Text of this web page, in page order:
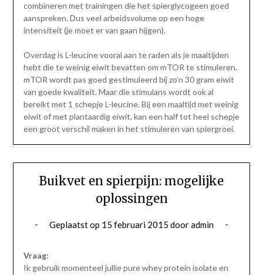
combineren met trainingen die het spierglycogeen goed
aanspreken. Dus veel arbeidsvolume op een hoge
intensiteit (je moet er van gaan hijgen).
Overdag is L-leucine vooral aan te raden als je maaltijden
hebt die te weinig eiwit bevatten om mTOR te stimuleren.
mTOR wordt pas goed gestimuleerd bij zo’n 30 gram eiwit
van goede kwaliteit. Maar die stimulans wordt ook al
bereikt met 1 schepje L-leucine. Bij een maaltijd met weinig
eiwit of met plantaardig eiwit, kan een half tot heel schepje
een groot verschil maken in het stimuleren van spiergroei.
Buikvet en spierpijn: mogelijke
oplossingen
Geplaatst op 15 februari 2015 dooradmin
Vraag:
Ik gebruik momenteel jullie pure whey protein isolate en